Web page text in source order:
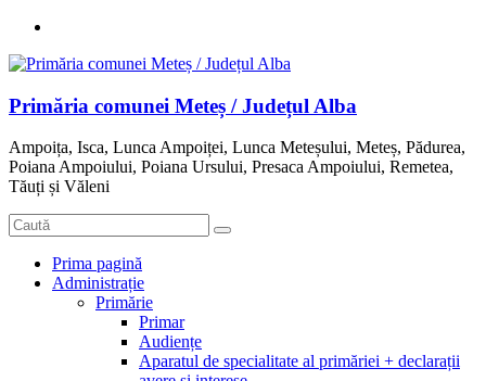
Primăria comunei Meteș / Județul Alba
Ampoița, Isca, Lunca Ampoiței, Lunca Meteșului, Meteș, Pădurea,
Poiana Ampoiului, Poiana Ursului, Presaca Ampoiului, Remetea,
Tăuți și Văleni
Prima pagină
Administrație
Primărie
Primar
Audiențe
Aparatul de specialitate al primăriei + declarații